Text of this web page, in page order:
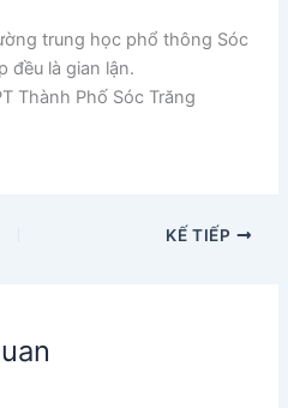
trung học phổ thông Sóc
đều là gian lận.
Thành Phố Sóc Trăng
KẾ TIẾP